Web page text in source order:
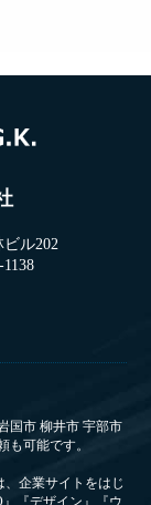
ル202
国市 柳井市 宇部市
も可能です。
企業サイトをはじ
『デザイン』『ウ